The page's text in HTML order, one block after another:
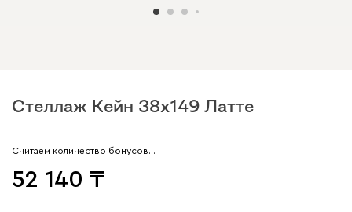
Стеллаж Кейн 38x149 Латте
Считаем количество бонусов…
52 140